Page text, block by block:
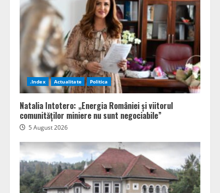
.Index Actualitate Politica
Natalia Intotero: „Energia României și viitorul
comunităților miniere nu sunt negociabile”
5 August 2026